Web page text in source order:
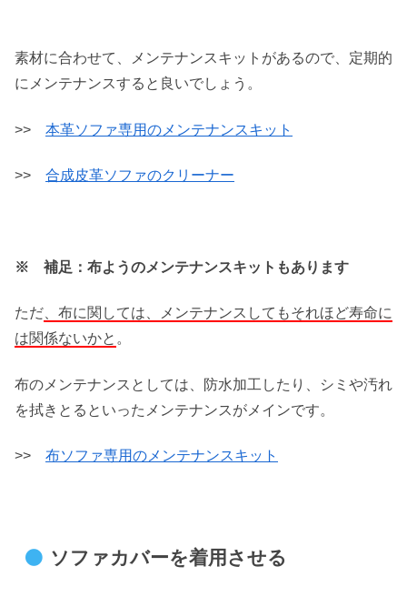
素材に合わせて、メンテナンスキットがあるので、定期的
にメンテナンスすると良いでしょう。
>> 本革ソファ専用のメンテナンスキット
>> 合成皮革ソファのクリーナー
※ 補足：布ようのメンテナンスキットもあります
ただ 、布に関しては、メンテナンスしてもそれほど寿命に
は関係ないかと 。
布のメンテナンスとしては、防水加工したり、シミや汚れ
を拭きとるといったメンテナンスがメインです。
>> 布ソファ専用のメンテナンスキット
ソファカバーを着用させる